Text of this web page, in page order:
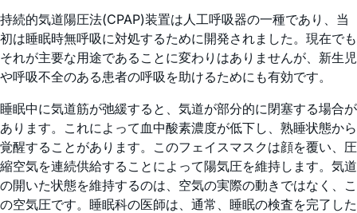
持続的気道陽圧法(CPAP)装置は人工呼吸器の一種であり、当
初は睡眠時無呼吸に対処するために開発されました。現在でも
それが主要な用途であることに変わりはありませんが、新生児
や呼吸不全のある患者の呼吸を助けるためにも有効です。
睡眠中に気道筋が弛緩すると、気道が部分的に閉塞する場合が
あります。これによって血中酸素濃度が低下し、熟睡状態から
覚醒することがあります。このフェイスマスクは顔を覆い、圧
縮空気を連続供給することによって陽気圧を維持します。気道
の開いた状態を維持するのは、空気の実際の動きではなく、こ
の空気圧です。睡眠科の医師は、通常、睡眠の検査を完了した